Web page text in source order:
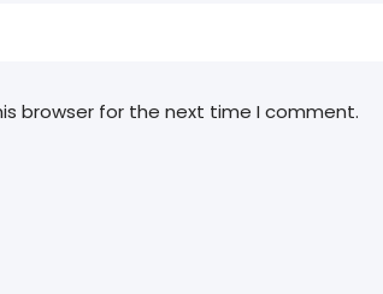
browser for the next time I comment.